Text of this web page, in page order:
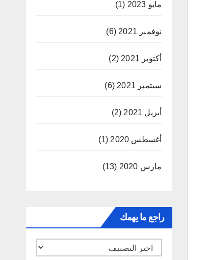
مايو 2023 (1)
نوفمبر 2021 (6)
أكتوبر 2021 (2)
سبتمبر 2021 (6)
أبريل 2021 (2)
أغسطس 2020 (1)
مارس 2020 (13)
راجع ما يهمك
راجع